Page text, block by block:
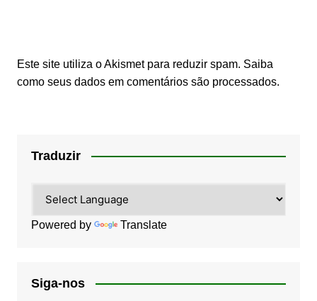
Este site utiliza o Akismet para reduzir spam. Saiba
como seus dados em comentários são processados.
Traduzir
Powered by Translate
Siga-nos